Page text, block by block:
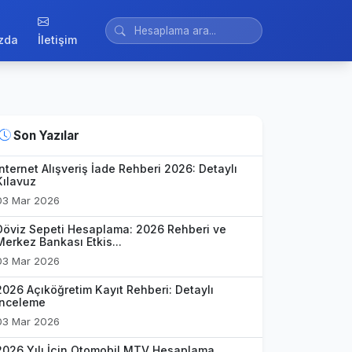
İletişim
Son Yazılar
Alışveriş İade Rehberi 2026: Detaylı
Mar 2026
Sepeti Hesaplama: 2026 Rehberi ve
Bankası Etkis...
Mar 2026
Açıköğretim Kayıt Rehberi: Detaylı
Mar 2026